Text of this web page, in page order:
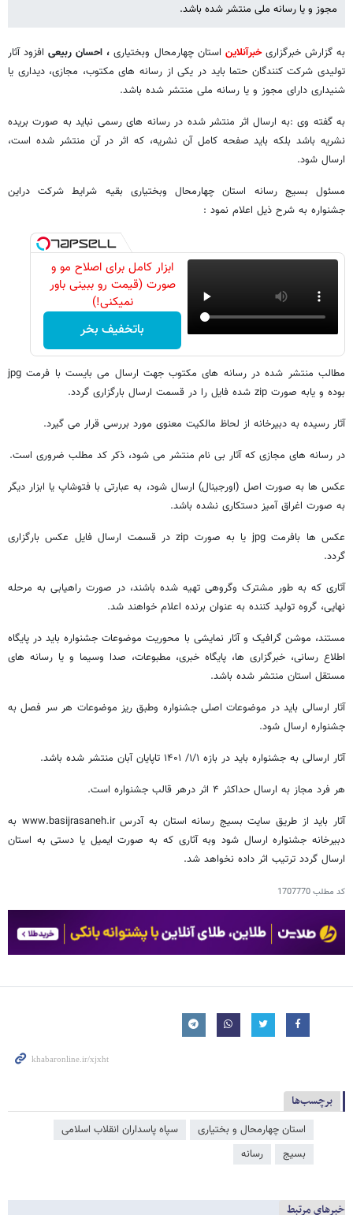
مجوز و یا رسانه ملی منتشر شده باشد.
به گزارش خبرگزاریخبرآنلاین استان چهارمحال وبختیاری ، احسان ربیعی افزود آثار
تولیدی شرکت کنندگان حتما باید در یکی از رسانه های مکتوب، مجازی، دیداری یا
شنیداری دارای مجوز و یا رسانه ملی منتشر شده باشد.
به گفته وی :به ارسال اثر منتشر شده در رسانه های رسمی نباید به صورت بریده
نشریه باشد بلکه باید صفحه کامل آن نشریه، که اثر در آن منتشر شده است،
ارسال شود.
مسئول بسیج رسانه استان چهارمحال وبختیاری بقیه شرایط شرکت دراین
جشنواره به شرح ذیل اعلام نمود :
ابزار کامل برای اصلاح مو و
صورت (قیمت رو ببینی باور
نمیکنی!)
باتخفیف بخر
مطالب منتشر شده در رسانه های مکتوب جهت ارسال می بایست با فرمت jpg
بوده و یابه صورت zip شده فایل را در قسمت ارسال بارگزاری گردد.
آثار رسیده به دبیرخانه از لحاظ مالکیت معنوی مورد بررسی قرار می گیرد.
در رسانه های مجازی که آثار بی نام منتشر می شود، ذکر کد مطلب ضروری است.
عکس ها به صورت اصل (اورجینال) ارسال شود، به عبارتی با فتوشاپ یا ابزار دیگر
به صورت اغراق آمیز دستکاری نشده باشد.
عکس ها بافرمت jpg یا به صورت zip در قسمت ارسال فایل عکس بارگزاری
گردد.
آثاری که به طور مشترک وگروهی تهیه شده باشند، در صورت راهیابی به مرحله
نهایی، گروه تولید کننده به عنوان برنده اعلام خواهند شد.
مستند، موشن گرافیک و آثار نمایشی با محوریت موضوعات جشنواره باید در پایگاه
اطلاع رسانی، خبرگزاری ها، پایگاه خبری، مطبوعات، صدا وسیما و یا رسانه های
مستقل استان منتشر شده باشد.
آثار ارسالی باید در موضوعات اصلی جشنواره وطبق ریز موضوعات هر سر فصل به
جشنواره ارسال شود.
آثار ارسالی به جشنواره باید در بازه ۱/۱/ ۱۴۰۱ تاپایان آبان منتشر شده باشد.
هر فرد مجاز به ارسال حداکثر ۴ اثر درهر قالب جشنواره است.
آثار باید از طریق سایت بسیج رسانه استان به آدرس www.basijrasaneh.ir به
دبیرخانه جشنواره ارسال شود وبه آثاری که به صورت ایمیل یا دستی به استان
ارسال گردد ترتیب اثر داده نخواهد شد.
کد مطلب1707770
برچسب‌ها
استان چهارمحال و بختیاری
سپاه پاسداران انقلاب اسلامی
بسیج
رسانه
خبرهای مرتبط